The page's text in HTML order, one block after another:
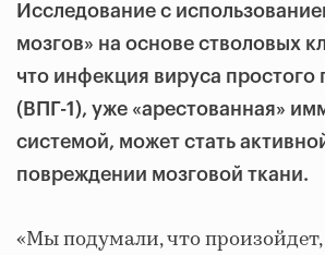
Исследование с
мозгов» на основе стволовых
что инфекция вируса простого
(ВПГ-1), уже «арестованная»
системой, может стать
повреждении мозговой ткани.
«Мы подумали, что произойдет,